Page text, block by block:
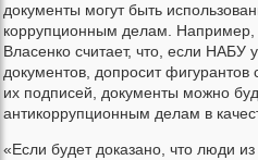
документы могут быть
коррупционным делам. Например,
Власенко считает, что, если НАБУ
документов, допросит фигурантов
их подписей, документы можно
антикоррупционным делам в
«Если будет доказано, что люди